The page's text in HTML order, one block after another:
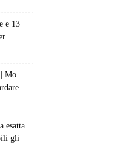
e 13
Mo
esatta
gli